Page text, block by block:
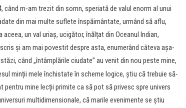
m-am trezit din somn, speriată de valul enorm al unui
din mai multe suflete înspăimântate, urmând să aflu,
un val uriaș, ucigător, înălțat din Oceanul Indian,
și am mai povestit despre asta, enumerând câteva așa-
când „întâmplările ciudate” au venit din nou peste mine,
minții mele închistate în scheme logice, știu că trebuie să-
mine lecții primite ca să pot să privesc spre univers
multidimensionale, că marile evenimente se știu